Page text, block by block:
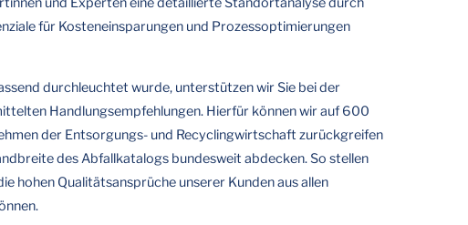
für Kosteneinsparungen und Prozessoptimierungen
durchleuchtet wurde, unterstützen wir Sie bei der
Handlungsempfehlungen. Hierfür können wir auf 600
der Entsorgungs- und Recyclingwirtschaft zurückgreifen
des Abfallkatalogs bundesweit abdecken. So stellen
hohen Qualitätsansprüche unserer Kunden aus allen